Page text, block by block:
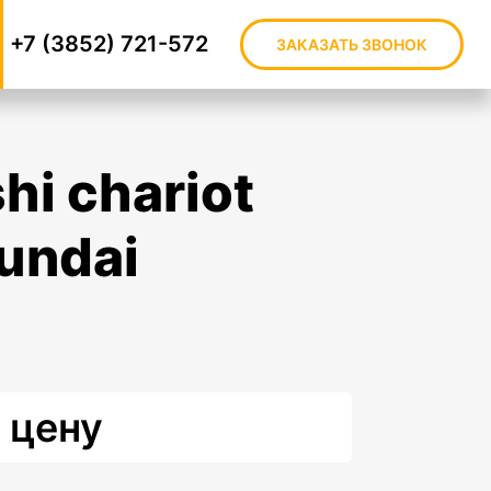
+7 (3852) 721-572 ЗАКАЗАТЬ ЗВОНОК